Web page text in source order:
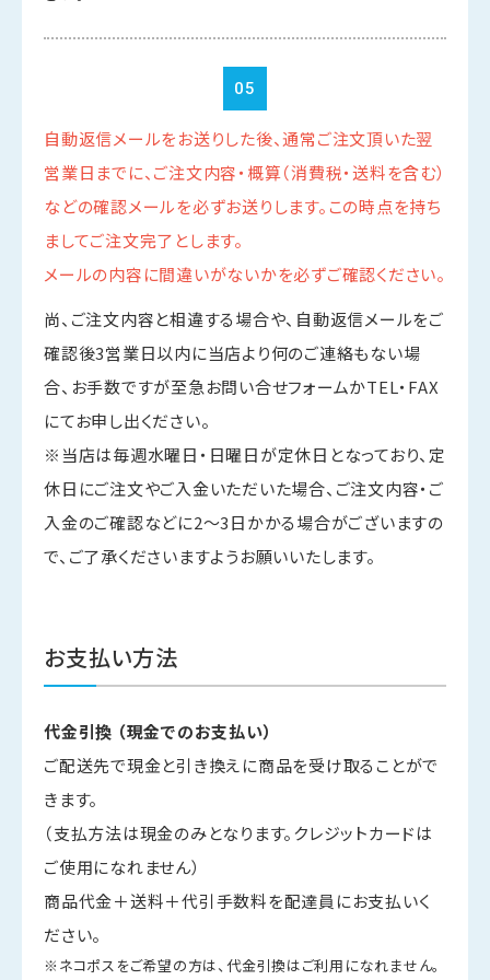
05
自動返信メールをお送りした後、通常ご注文頂いた翌
営業日までに、ご注文内容・概算（消費税・送料を含む）
などの確認メールを必ずお送りします。この時点を持ち
ましてご注文完了とします。
メールの内容に間違いがないかを必ずご確認ください。
尚、ご注文内容と相違する場合や、自動返信メールをご
確認後3営業日以内に当店より何のご連絡もない場
合、お手数ですが至急お問い合せフォームかTEL・FAX
にてお申し出ください。
※当店は毎週水曜日・日曜日が定休日となっており、定
休日にご注文やご入金いただいた場合、ご注文内容・ご
入金のご確認などに2～3日かかる場合がございますの
で、ご了承くださいますようお願いいたします。
お支払い方法
代金引換 （現金でのお支払い）
ご配送先で現金と引き換えに商品を受け取ることがで
きます。
（支払方法は現金のみとなります。クレジットカードは
ご使用になれません）
商品代金＋送料＋代引手数料を配達員にお支払いく
ださい。
※ネコポスをご希望の方は、代金引換はご利用になれません。